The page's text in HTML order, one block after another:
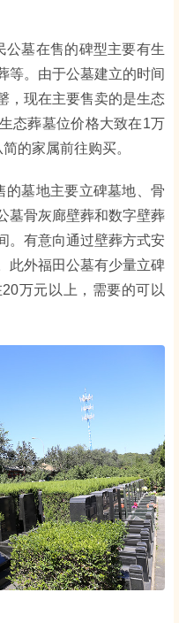
公墓在售的碑型主要有生
等。由于公墓建立的时间
，现在主要售卖的是生态
态葬墓位价格大致在1万
的家属前往购买。
的墓地主要立碑墓地、骨
墓骨灰廊壁葬和数字壁葬
。有意向通过壁葬方式安
此外福田公墓有少量立碑
万元以上，需要的可以